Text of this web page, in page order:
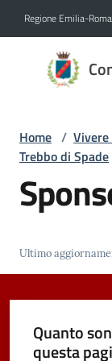
Regione Emilia-
Comune
di
AL
Novità
Servizi
Home /
Trebbo di Spade
Ultimo
Quanto
questa